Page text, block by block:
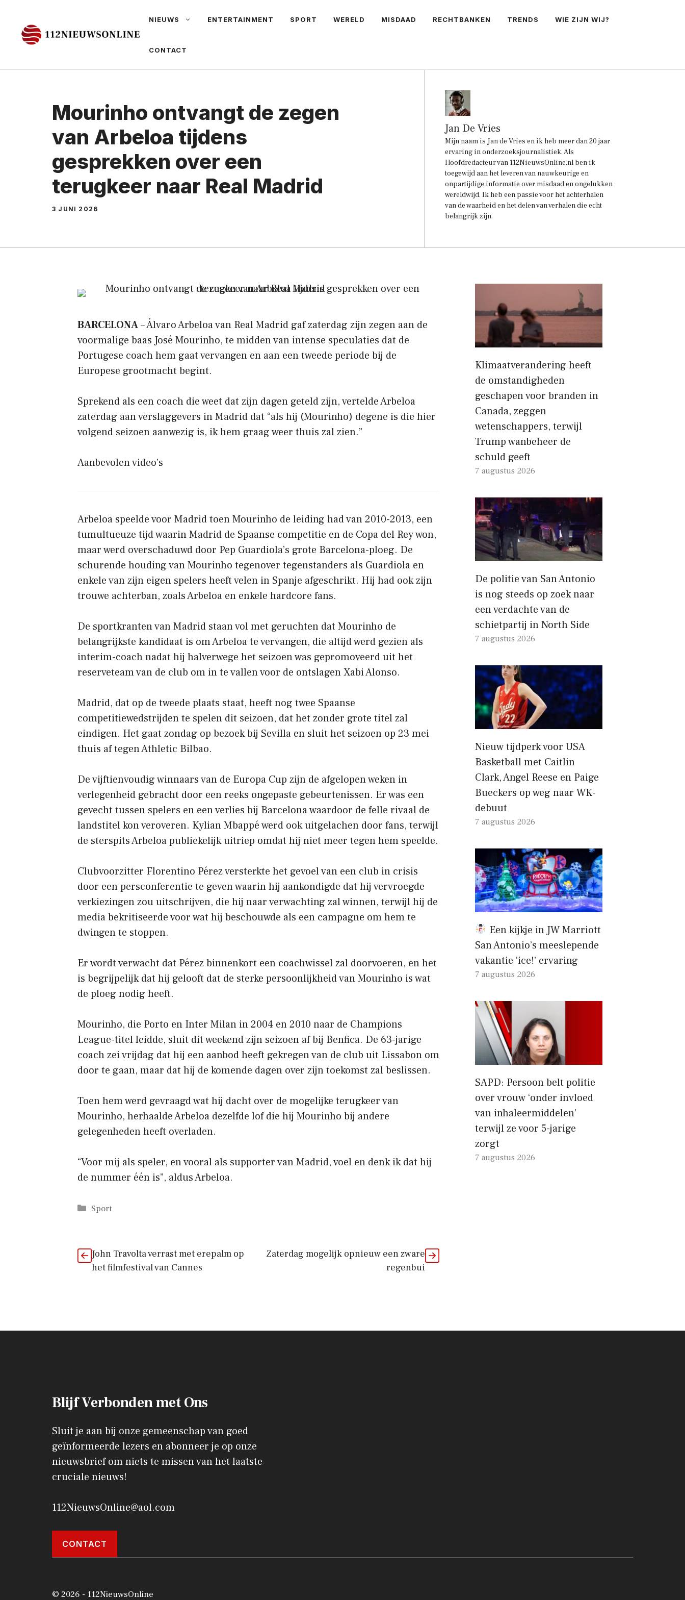
NIEUWS ENTERTAINMENT SPORT WERELD MISDAAD RECHTBANKEN TRENDS WIE ZIJN WIJ?
CONTACT
Mourinho ontvangt de zegen
van Arbeloa tijdens
gesprekken over een
terugkeer naar Real Madrid
3 JUNI 2026
Jan De Vries
Mijn naam is Jan de Vries en ik heb meer dan 20 jaar
ervaring in onderzoeksjournalistiek. Als
Hoofdredacteur van 112NieuwsOnline.nl ben ik
toegewijd aan het leveren van nauwkeurige en
onpartijdige informatie over misdaad en ongelukken
wereldwijd. Ik heb een passie voor het achterhalen
van de waarheid en het delen van verhalen die echt
belangrijk zijn.
BARCELONA– Álvaro Arbeloa van Real Madrid gaf zaterdag zijn zegen aan de
voormalige baas José Mourinho, te midden van intense speculaties dat de
Portugese coach hem gaat vervangen en aan een tweede periode bij de
Europese grootmacht begint.
Sprekend als een coach die weet dat zijn dagen geteld zijn, vertelde Arbeloa
zaterdag aan verslaggevers in Madrid dat “als hij (Mourinho) degene is die hier
volgend seizoen aanwezig is, ik hem graag weer thuis zal zien.”
Aanbevolen video’s
Arbeloa speelde voor Madrid toen Mourinho de leiding had van 2010-2013, een
tumultueuze tijd waarin Madrid de Spaanse competitie en de Copa del Rey won,
maar werd overschaduwd door Pep Guardiola’s grote Barcelona-ploeg. De
schurende houding van Mourinho tegenover tegenstanders als Guardiola en
enkele van zijn eigen spelers heeft velen in Spanje afgeschrikt. Hij had ook zijn
trouwe achterban, zoals Arbeloa en enkele hardcore fans.
De sportkranten van Madrid staan ​​vol met geruchten dat Mourinho de
belangrijkste kandidaat is om Arbeloa te vervangen, die altijd werd gezien als
interim-coach nadat hij halverwege het seizoen was gepromoveerd uit het
reserveteam van de club om in te vallen voor de ontslagen Xabi Alonso.
Madrid, dat op de tweede plaats staat, heeft nog twee Spaanse
competitiewedstrijden te spelen dit seizoen, dat het zonder grote titel zal
eindigen. Het gaat zondag op bezoek bij Sevilla en sluit het seizoen op 23 mei
thuis af tegen Athletic Bilbao.
De vijftienvoudig winnaars van de Europa Cup zijn de afgelopen weken in
verlegenheid gebracht door een reeks ongepaste gebeurtenissen. Er was een
gevecht tussen spelers en een verlies bij Barcelona waardoor de felle rivaal de
landstitel kon veroveren. Kylian Mbappé werd ook uitgelachen door fans, terwijl
de sterspits Arbeloa publiekelijk uitriep omdat hij niet meer tegen hem speelde.
Clubvoorzitter Florentino Pérez versterkte het gevoel van een club in crisis
door een persconferentie te geven waarin hij aankondigde dat hij vervroegde
verkiezingen zou uitschrijven, die hij naar verwachting zal winnen, terwijl hij de
media bekritiseerde voor wat hij beschouwde als een campagne om hem te
dwingen te stoppen.
Er wordt verwacht dat Pérez binnenkort een coachwissel zal doorvoeren, en het
is begrijpelijk dat hij gelooft dat de sterke persoonlijkheid van Mourinho is wat
de ploeg nodig heeft.
Mourinho, die Porto en Inter Milan in 2004 en 2010 naar de Champions
League-titel leidde, sluit dit weekend zijn seizoen af ​​bij Benfica. De 63-jarige
coach zei vrijdag dat hij een aanbod heeft gekregen van de club uit Lissabon om
door te gaan, maar dat hij de komende dagen over zijn toekomst zal beslissen.
Toen hem werd gevraagd wat hij dacht over de mogelijke terugkeer van
Mourinho, herhaalde Arbeloa dezelfde lof die hij Mourinho bij andere
gelegenheden heeft overladen.
“Voor mij als speler, en vooral als supporter van Madrid, voel en denk ik dat hij
de nummer één is”, aldus Arbeloa.
Categorieën
Sport
John Travolta verrast met erepalm op
het filmfestival van Cannes
Zaterdag mogelijk opnieuw een zware
regenbui
Klimaatverandering heeft
de omstandigheden
geschapen voor branden in
Canada, zeggen
wetenschappers, terwijl
Trump wanbeheer de
schuld geeft
7 augustus 2026
De politie van San Antonio
is nog steeds op zoek naar
een verdachte van de
schietpartij in North Side
7 augustus 2026
Nieuw tijdperk voor USA
Basketball met Caitlin
Clark, Angel Reese en Paige
Bueckers op weg naar WK-
debuut
7 augustus 2026
Een kijkje in JW Marriott
San Antonio’s meeslepende
vakantie ‘ice!’ ervaring
7 augustus 2026
SAPD: Persoon belt politie
over vrouw ‘onder invloed
van inhaleermiddelen’
terwijl ze voor 5-jarige
zorgt
7 augustus 2026
Blijf Verbonden met Ons
Sluit je aan bij onze gemeenschap van goed
geïnformeerde lezers en abonneer je op onze
nieuwsbrief om niets te missen van het laatste
cruciale nieuws!
112NieuwsOnline@aol.com
CONTACT
© 2026 - 112NieuwsOnline